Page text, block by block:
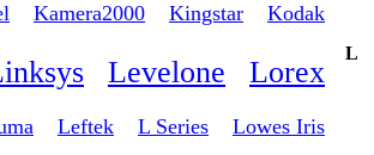
Kodak
Kingstar
Kamera2000
L
Lorex
Levelone
Lowes Iris
L Series
Leftek